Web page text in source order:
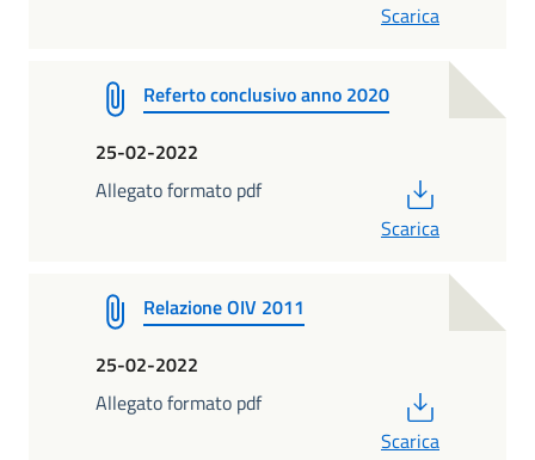
Scarica
Referto conclusivo anno 2020
25-02-2022
Allegato formato pdf
Scarica
Relazione OIV 2011
25-02-2022
Allegato formato pdf
Scarica